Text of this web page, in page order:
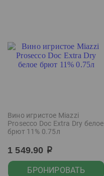
Вино игристое Miazzi
Prosecco Doc Extra Dry белое
брют 11% 0.75л
1 549.90 р
БРОНИРОВАТЬ